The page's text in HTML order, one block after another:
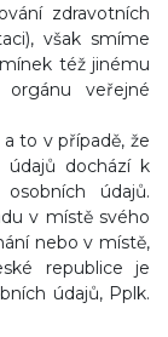
zdravotních
však smíme
též jinému
orgánu veřejné
to v případě, že
údajů dochází k
údajů.
v místě svého
nebo v místě,
republice je
údajů, Pplk.